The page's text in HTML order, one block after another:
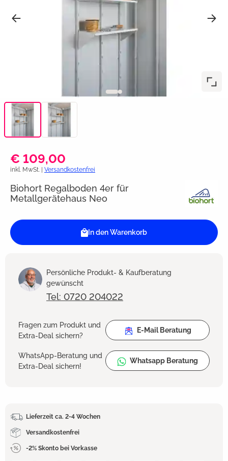
€ 109,00
inkl. MwSt. | Versandkostenfrei
Biohort Regalboden 4er für
Metallgerätehaus Neo
In den Warenkorb
Persönliche Produkt- & Kaufberatung
gewünscht
Tel: 0720 204022
Fragen zum Produkt und
Extra-Deal sichern?
E-Mail Beratung
WhatsApp-Beratung und
Extra-Deal sichern!
Whatsapp Beratung
Lieferzeit ca. 2-4 Wochen
Versandkostenfrei
-2% Skonto bei Vorkasse